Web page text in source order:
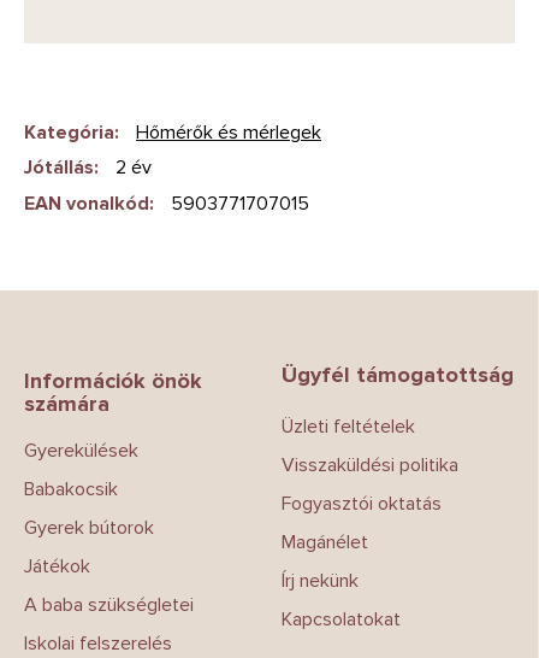
Kategória:
Hőmérők és mérlegek
Jótállás:
2 év
EAN vonalkód: 5903771707015
Információk önök
számára
Gyerekülések
Babakocsik
Gyerek bútorok
Játékok
A baba szükségletei
Iskolai felszerelés
Ügyfél támogatottság
Üzleti feltételek
Visszaküldési politika
Fogyasztói oktatás
Magánélet
Írj nekünk
Kapcsolatokat